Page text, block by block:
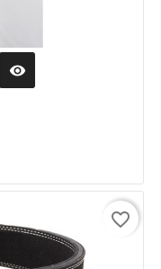
visibility
favorite_border